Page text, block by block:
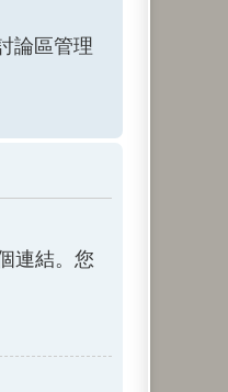
論區管理
連結。您